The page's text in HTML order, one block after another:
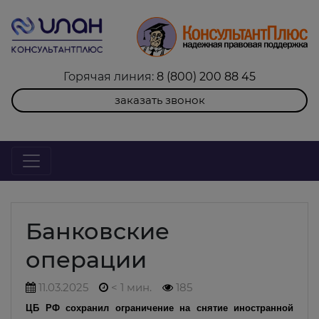
Горячая линия: 8 (800) 200 88 45
заказать звонок
Банковские
операции
11.03.2025 < 1 мин. 185
ЦБ РФ сохранил ограничение на снятие иностранной